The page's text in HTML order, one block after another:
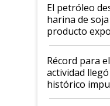
El petróleo
harina de
producto
el agro
diez dólares y
liderazgo en
récord
Récord para
actividad
histórico
cosecha y